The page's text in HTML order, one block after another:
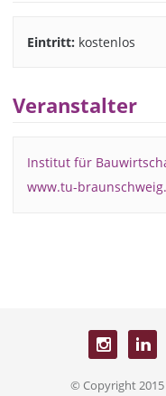
Eintritt: kostenlos
Veranstalter
Institut für
www.tu-
© Copyright 2015